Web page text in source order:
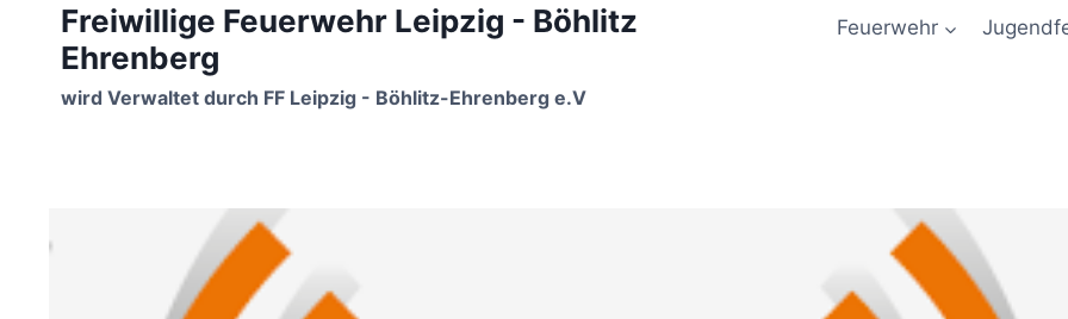
Freiwillige Feuerwehr Leipzig - Böhlitz
Ehrenberg
wird Verwaltet durch FF Leipzig - Böhlitz-Ehrenberg e.V
Feuerwehr